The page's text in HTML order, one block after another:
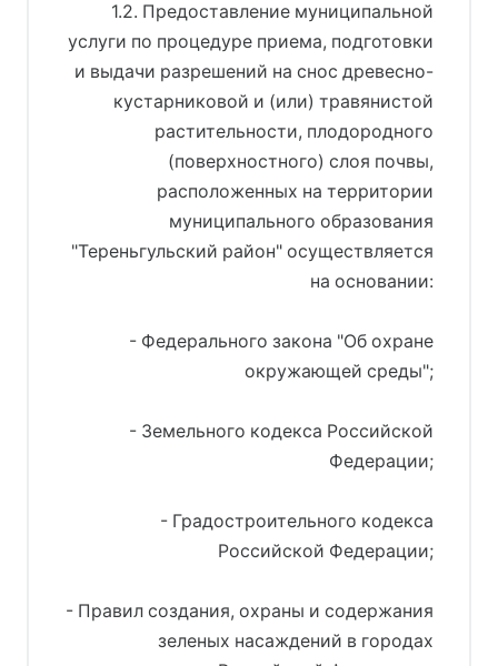
1.2. Предоставление муниципальной
услуги по процедуре приема, подготовки
и выдачи разрешений на снос древесно-
кустарниковой и (или) травянистой
растительности, плодородного
(поверхностного) слоя почвы,
расположенных на территории
муниципального образования
"Тереньгульский район" осуществляется
на основании:
- Федерального закона "Об охране
окружающей среды";
- Земельного кодекса Российской
Федерации;
- Градостроительного кодекса
Российской Федерации;
- Правил создания, охраны и содержания
зеленых насаждений в городах